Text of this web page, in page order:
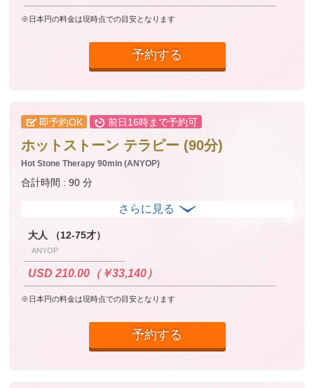
※日本円の料金は現時点での目安となります
予約する
即予約OK 前日16時まで予約可
ホットストーン テラピー (90分)
Hot Stone Therapy 90min (ANYOP)
合計時間 : 90 分
大人 （12-75才）
ANYOP
USD 210.00（￥33,140）
※日本円の料金は現時点での目安となります
予約する